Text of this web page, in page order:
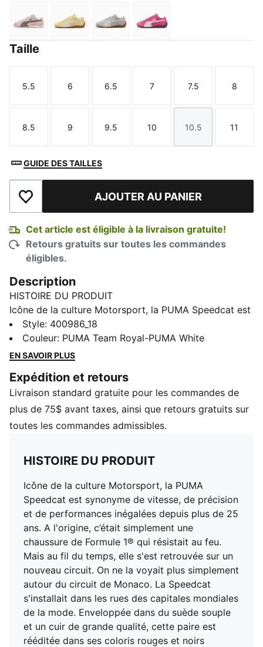
Mauve Mist-Raisin
Pale Lemon-GumVibrant Silver-GumPink Opal-Vapor Gray
Taille
Taille
5.5
Taille
6
Taille
6.5
Taille
7
Taille
7.5
Taille
8
Taille
8.5
Taille
9
Taille
9.5
Taille
10
Taille
10.5
Taille
11
GUIDE DES TAILLES
Ajouter à la liste de souhaits
AJOUTER AU PANIER
Cet article est éligible à la livraison gratuite!
Retours gratuits sur toutes les commandes
éligibles.
Description
HISTOIRE DU PRODUIT
Icône de la culture Motorsport, la PUMA Speedcat est
synonyme de vitesse, de précision et de performances
inégalées depuis plus de 25 ans. A l'origine, c’était
simplement une chaussure de Formule 1® qui résistait
nouveau circuit. On ne la voyait plus simplement
autour du circuit de Monaco. La Speedcat s'installait
dans les rues des capitales mondiales de la mode.
Enveloppée dans du suède souple et un cuir de
PUMA Cat à l'avant.
CARACTÉRISTIQUES ET AVANTAGES
IMEVA : IMEVA : matériau de PUMA apportant légèreté
et confort
Les produits en cuir de PUMA soutiennent une
fabrication responsable via le Leather Working
Group.www.leatherworkinggroup.com
DÉTAILS
Tige en cuir
Semelle intermédiaire en caoutchouc
Semelle extérieure en caoutchouc
Bande PUMA Formstrip en suède
Logo PUMA Cat brodé sur le bout du pied
Style: 400986_18
Couleur: PUMA Team Royal-PUMA White
EN SAVOIR PLUS
Expédition et retours
Livraison standard gratuite pour les commandes de
plus de 75$ avant taxes, ainsi que retours gratuits sur
toutes les commandes admissibles.
HISTOIRE DU PRODUIT
Icône de la culture Motorsport, la PUMA
Speedcat est synonyme de vitesse, de précision
et de performances inégalées depuis plus de 25
ans. A l'origine, c’était simplement une
chaussure de Formule 1® qui résistait au feu.
Mais au fil du temps, elle s'est retrouvée sur un
nouveau circuit. On ne la voyait plus simplement
autour du circuit de Monaco. La Speedcat
s'installait dans les rues des capitales mondiales
de la mode. Enveloppée dans du suède souple
et un cuir de grande qualité, cette paire est
rééditée dans ses coloris rouges et noirs